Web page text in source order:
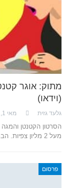
מתוק: אוגר
(וידאו)
גלעד גזית מאי 1, 2014
הסרטון הקטנטן
מעל 2 מליון צפיות. הבחור בסרטון החליט לפנק את…
פרסום